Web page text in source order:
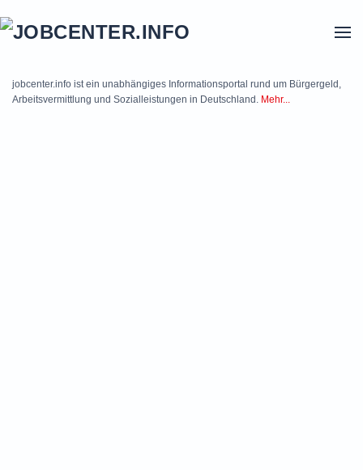
jobcenter.info ist ein unabhängiges Informationsportal rund um Bürgergeld,
Arbeitsvermittlung und Sozialleistungen in Deutschland. Mehr...